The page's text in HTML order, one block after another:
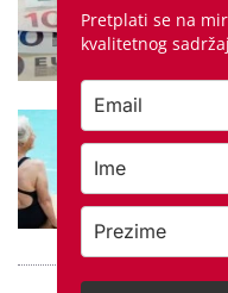
Pretplati se na
kvalitetnog